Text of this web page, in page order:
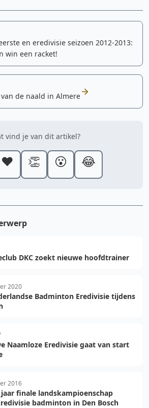
en eredivisie seizoen 2012-2013:
win een racket!
de naald in Almere
vind je van dit artikel?
❤️ 👏 😮 😂
DKC zoekt nieuwe hoofdtrainer
2020
Badminton Eredivisie tijdens
Naamloze Eredivisie gaat van start
2016
finale landskampioenschap
badminton in Den Bosch